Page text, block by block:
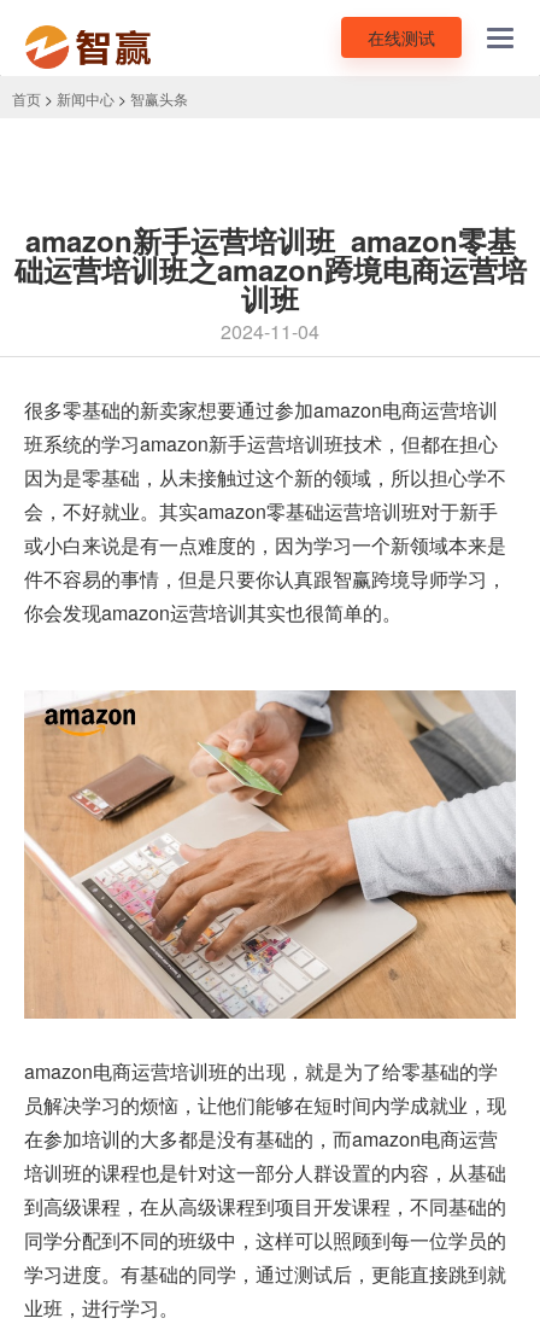
在线测试
首页 > 新闻中心 > 智赢头条
amazon新手运营培训班_amazon零基
础运营培训班之amazon跨境电商运营培
训班
2024-11-04
很多零基础的新卖家想要通过参加amazon电商运营培训
班系统的学习amazon新手运营培训班技术，但都在担心
因为是零基础，从未接触过这个新的领域，所以担心学不
会，不好就业。其实amazon零基础运营培训班对于新手
或小白来说是有一点难度的，因为学习一个新领域本来是
件不容易的事情，但是只要你认真跟智赢跨境导师学习，
你会发现amazon运营培训其实也很简单的。
amazon电商运营培训班的出现，就是为了给零基础的学
员解决学习的烦恼，让他们能够在短时间内学成就业，现
在参加培训的大多都是没有基础的，而amazon电商运营
培训班的课程也是针对这一部分人群设置的内容，从基础
到高级课程，在从高级课程到项目开发课程，不同基础的
同学分配到不同的班级中，这样可以照顾到每一位学员的
学习进度。有基础的同学，通过测试后，更能直接跳到就
业班，进行学习。